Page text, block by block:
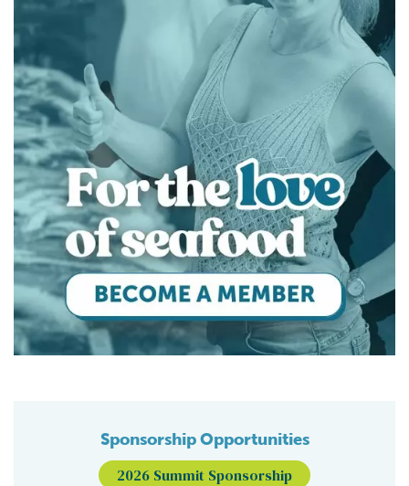
Sponsorship Opportunities
2026 Summit Sponsorship